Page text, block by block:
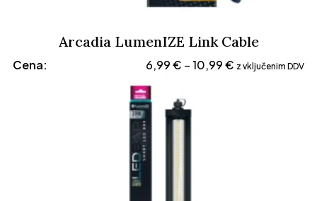
Arcadia LumenIZE Link Cable
Cena: 6,99€ – 10,99€ Cenovni
z vključenim DDV